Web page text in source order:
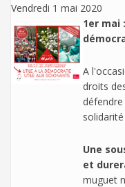
Vendredi 1 mai 2020
1er mai
A
droits
Une
et
muguet